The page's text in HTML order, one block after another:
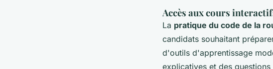
Accès aux cours
La pratique du code de la
candidats souhaitant
d'outils d'apprentissage
explicatives et des